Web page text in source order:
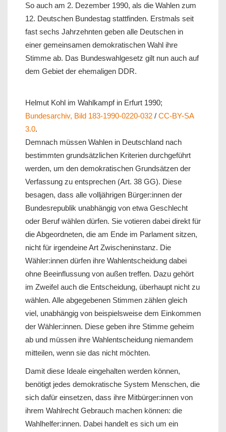
So auch am 2. Dezember 1990, als die Wahlen zum
12. Deutschen Bundestag stattfinden. Erstmals seit
fast sechs Jahrzehnten geben alle Deutschen in
einer gemeinsamen demokratischen Wahl ihre
Stimme ab. Das Bundeswahlgesetz gilt nun auch auf
dem Gebiet der ehemaligen DDR.
Helmut Kohl im Wahlkampf in Erfurt 1990;
Bundesarchiv, Bild 183-1990-0220-032 / CC-BY-SA
3.0.
Demnach müssen Wahlen in Deutschland nach
bestimmten grundsätzlichen Kriterien durchgeführt
werden, um den demokratischen Grundsätzen der
Verfassung zu entsprechen (Art. 38 GG). Diese
besagen, dass alle volljährigen Bürger:innen der
Bundesrepublik unabhängig von etwa Geschlecht
oder Beruf wählen dürfen. Sie votieren dabei direkt für
die Abgeordneten, die am Ende im Parlament sitzen,
nicht für irgendeine Art Zwischeninstanz. Die
Wähler:innen dürfen ihre Wahlentscheidung dabei
ohne Beeinflussung von außen treffen. Dazu gehört
im Zweifel auch die Entscheidung, überhaupt nicht zu
wählen. Alle abgegebenen Stimmen zählen gleich
viel, unabhängig von beispielsweise dem Einkommen
der Wähler:innen. Diese geben ihre Stimme geheim
ab und müssen ihre Wahlentscheidung niemandem
mitteilen, wenn sie das nicht möchten.
Damit diese Ideale eingehalten werden können,
benötigt jedes demokratische System Menschen, die
sich dafür einsetzen, dass ihre Mitbürger:innen von
ihrem Wahlrecht Gebrauch machen können: die
Wahlhelfer:innen. Dabei handelt es sich um ein